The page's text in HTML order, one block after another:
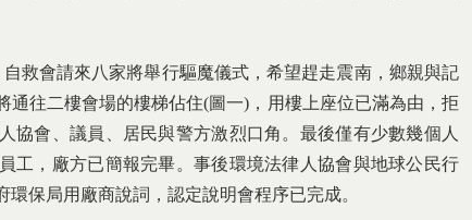
救會請來八家將舉行驅魔儀式，希望趕走震南，鄉親與記
通往二樓會場的樓梯佔住(圖一)，用樓上座位已滿為由，拒
協會、議員、居民與警方激烈口角。最後僅有少數幾個人
工，廠方已簡報完畢。事後環境法律人協會與地球公民行
保局用廠商說詞，認定說明會程序已完成。